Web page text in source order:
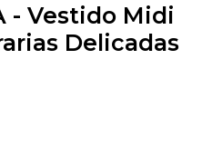
- Vestido Midi
Delicadas